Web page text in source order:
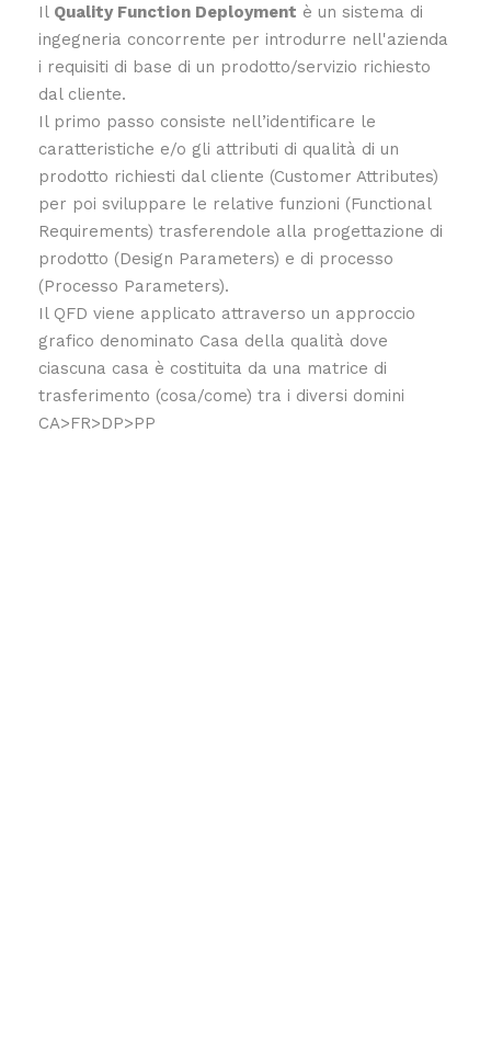
Il Quality Function Deployment è un sistema di
ingegneria concorrente per introdurre nell'azienda
i requisiti di base di un prodotto/servizio richiesto
dal cliente.
Il primo passo consiste nell’identificare le
caratteristiche e/o gli attributi di qualità di un
prodotto richiesti dal cliente (Customer Attributes)
per poi sviluppare le relative funzioni (Functional
Requirements) trasferendole alla progettazione di
prodotto (Design Parameters) e di processo
(Processo Parameters).
Il QFD viene applicato attraverso un approccio
grafico denominato Casa della qualità dove
ciascuna casa è costituita da una matrice di
trasferimento (cosa/come) tra i diversi domini
CA>FR>DP>PP